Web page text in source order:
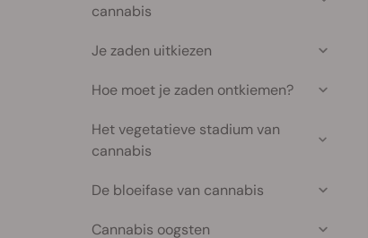
cannabis
Je zaden uitkiezen
Hoe moet je zaden ontkiemen?
Het vegetatieve stadium van
cannabis
De bloeifase van cannabis
Cannabis oogsten